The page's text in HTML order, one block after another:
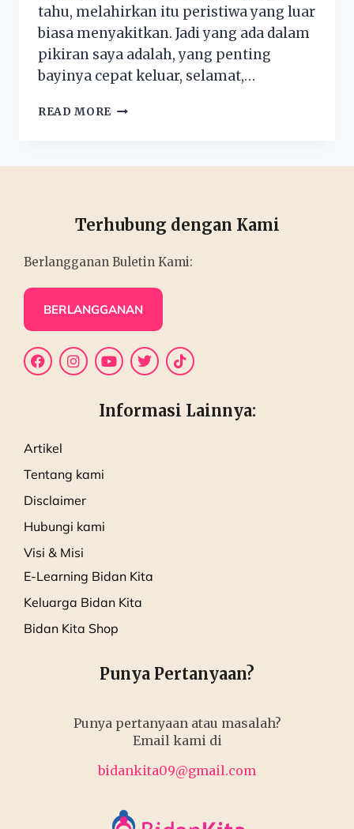
tahu, melahirkan itu peristiwa yang luar
biasa menyakitkan. Jadi yang ada dalam
pikiran saya adalah, yang penting
bayinya cepat keluar, selamat,…
READ MORE
Terhubung dengan Kami
Berlangganan Buletin Kami:
BERLANGGANAN
Informasi Lainnya:
Artikel
Tentang kami
Disclaimer
Hubungi kami
Visi & Misi
E-Learning Bidan Kita
Keluarga Bidan Kita
Bidan Kita Shop
Punya Pertanyaan?
Punya pertanyaan atau masalah?
Email kami di
bidankita09@gmail.com